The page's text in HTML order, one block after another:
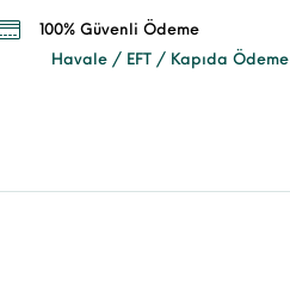
100% Güvenli Ödeme
Havale / EFT / Kapıda Ödeme